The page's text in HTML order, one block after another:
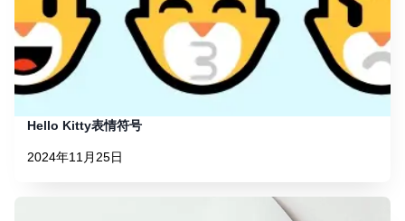
Hello Kitty表情符号
2024年11月25日